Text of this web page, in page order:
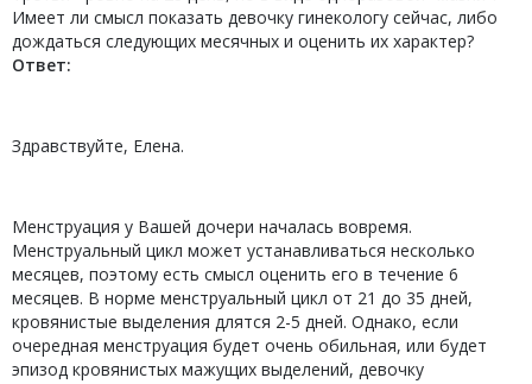
Имеет ли смысл показать девочку гинекологу сейчас, либо
дождаться следующих месячных и оценить их характер?
Ответ:
Здравствуйте, Елена.
Менструация у Вашей дочери началась вовремя.
Менструальный цикл может устанавливаться несколько
месяцев, поэтому есть смысл оценить его в течение 6
месяцев. В норме менструальный цикл от 21 до 35 дней,
кровянистые выделения длятся 2-5 дней. Однако, если
очередная менструация будет очень обильная, или будет
эпизод кровянистых мажущих выделений, девочку
Личный кабинет